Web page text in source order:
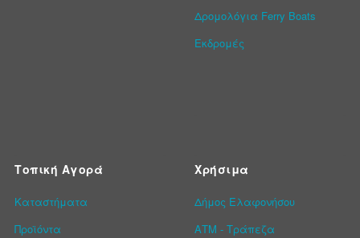
Δρομολόγια Ferry Boats
Εκδρομές
Τοπική Αγορά
Καταστήματα
Προϊόντα
Χρήσιμα
Δήμος Ελαφονήσου
ΑΤΜ - Τράπεζα